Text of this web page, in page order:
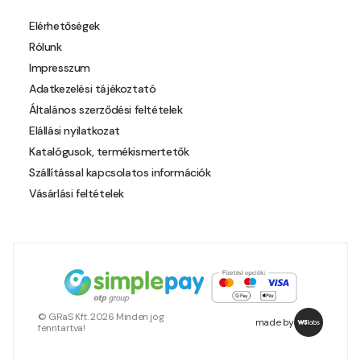
Reddish D
Elérhetőségek
Rólunk
Impresszum
Adatkezelési tájékoztató
Általános szerződési feltételek
Elállási nyilatkozat
Katalógusok, termékismertetők
Szállítással kapcsolatos információk
Vásárlási feltételek
© GRaS Kft. 2026 Minden jog
fenntartva!
made by